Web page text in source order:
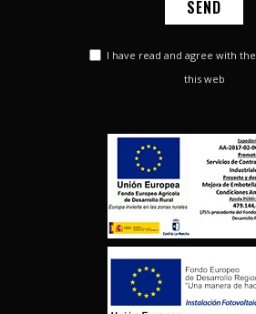
I have read and agree with the
this web